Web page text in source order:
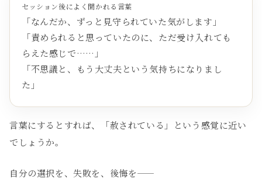
セッション後によく聞かれる言葉
「なんだか、ずっと見守られていた気がします」
「責められると思っていたのに、ただ受け入れても
らえた感じで……」
「不思議と、もう大丈夫という気持ちになりまし
た」
言葉にするとすれば、「赦されている」という感覚に近い
でしょうか。
自分の選択を、失敗を、後悔を——